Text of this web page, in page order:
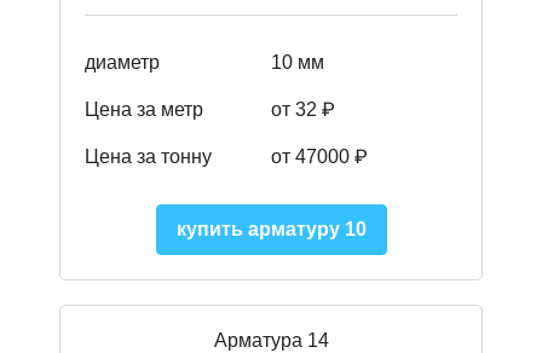
диаметр 10 мм
Цена за метр от 32 ₽
Цена за тонну от 47000 ₽
купить арматуру 10
Арматура 14